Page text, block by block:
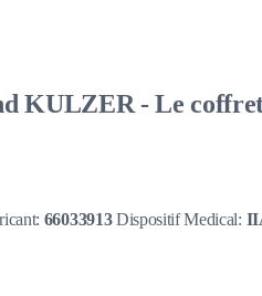
KULZER - Le
66033913Dispositif Medical: